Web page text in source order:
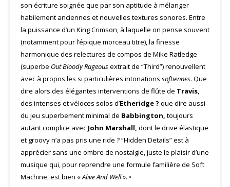
son écriture soignée que par son aptitude à mélanger
habilement anciennes et nouvelles textures sonores. Entre
la puissance d’un King Crimson, à laquelle on pense souvent
(notamment pour l’épique morceau titre), la finesse
harmonique des relectures de compos de Mike Ratledge
(superbe Out Bloody Rageousextrait de “Third”) renouvellent
avec à propos les si particulières intonations softiennes. Que
dire alors des élégantes interventions de flûte de Travis,
des intenses et véloces solos d’Etheridge ? que dire aussi
du jeu superbement minimal de Babbington, toujours
autant complice avec John Marshall, dont le drive élastique
et groovy n’a pas pris une ride ? “Hidden Details” est à
apprécier sans une ombre de nostalgie, juste le plaisir d’une
musique qui, pour reprendre une formule familière de Soft
Machine, est bien «Alive And Well ». •